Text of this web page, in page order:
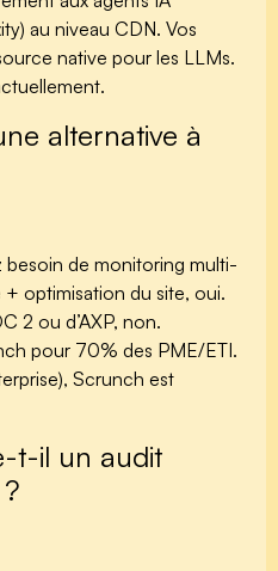
au niveau CDN. Vos
native pour les LLMs.
alternative à
besoin de monitoring multi-
optimisation du site, oui.
2 ou d’AXP, non.
pour 70% des PME/ETI.
Scrunch est
t-il un audit